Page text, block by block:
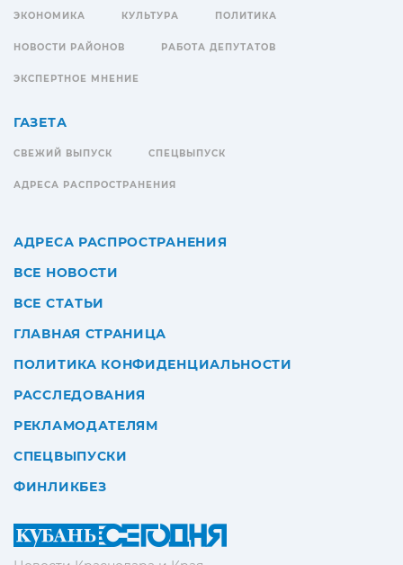
ЭКОНОМИКА КУЛЬТУРА ПОЛИТИКА
НОВОСТИ РАЙОНОВ РАБОТА ДЕПУТАТОВ
ЭКСПЕРТНОЕ МНЕНИЕ
ГАЗЕТА
СВЕЖИЙ ВЫПУСК СПЕЦВЫПУСК
АДРЕСА РАСПРОСТРАНЕНИЯ
АДРЕСА РАСПРОСТРАНЕНИЯ
ВСЕ НОВОСТИ
ВСЕ СТАТЬИ
ГЛАВНАЯ СТРАНИЦА
ПОЛИТИКА КОНФИДЕНЦИАЛЬНОСТИ
РАССЛЕДОВАНИЯ
РЕКЛАМОДАТЕЛЯМ
СПЕЦВЫПУСКИ
ФИНЛИКБЕЗ